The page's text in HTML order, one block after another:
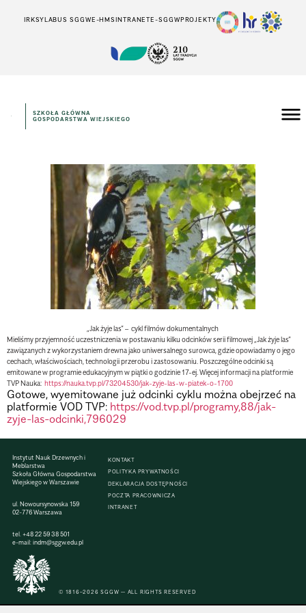
IRKSYLABUS SGGWE-HMSINTRANETE-SGGWPROJEKTY
SZKOŁA GŁÓWNA
GOSPODARSTWA WIEJSKIEGO
„Jak żyje las” – cykl filmów dokumentalnych
Mieliśmy przyjemność uczestniczenia w postawaniu kilku odcinków serii filmowej „Jak żyje las”
zawiązanych z wykorzystaniem drewna jako uniwersalnego surowca, gdzie opowiadamy o jego
cechach, właściwościach, technologii przerobu i zastosowaniu. Poszczególne odcinki są
emitowane w programie edukacyjnym w piątki o godzinie 17-ej. Więcej informacji na platformie
TVP Nauka: https://nauka.tvp.pl/73204530/jak-zyje-las-w-piatek-o-1700
Gotowe, wyemitowane już odcinki cyklu można obejrzeć na
platformie VOD TVP: https://vod.tvp.pl/programy,88/jak-
zyje-las-odcinki,796029
Instytut Nauk Drzewnych i
Meblarstwa
Szkoła Główna Gospodarstwa
Wiejskiego w Warszawie
ul. Nowoursynowska 159
02-776 Warszawa
tel. +48 22 59 38 501
e-mail:indm@sggw.edu.pl
KONTAKT
POLITYKA PRYWATNOŚCI
DEKLARACJA DOSTĘPNOŚCI
POCZTA PRACOWNICZA
INTRANET
© 1816–2026 SGGW — ALL RIGHTS RESERVED